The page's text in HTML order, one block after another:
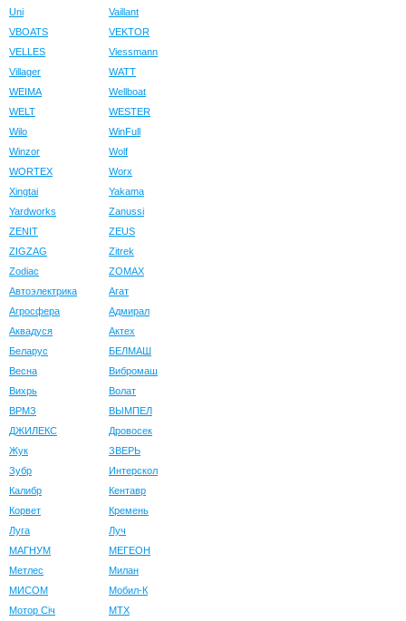
Uni
Vaillant
VBOATS
VEKTOR
VELLES
Viessmann
Villager
WATT
WEIMA
Wellboat
WELT
WESTER
Wilo
WinFull
Winzor
Wolf
WORTEX
Worx
Xingtai
Yakama
Yardworks
Zanussi
ZENIT
ZEUS
ZIGZAG
Zitrek
Zodiac
ZOMAX
Автоэлектрика
Агат
Агросфера
Адмирал
Аквадуся
Актех
Беларус
БЕЛМАШ
Весна
Вибромаш
Вихрь
Волат
ВРМЗ
ВЫМПЕЛ
ДЖИЛЕКС
Дровосек
Жук
ЗВЕРЬ
Зубр
Интерскол
Калибр
Кентавр
Корвет
Кремень
Луга
Луч
МАГНУМ
МЕГЕОН
Метлес
Милан
МИСОМ
Мобил-К
Мотор Сiч
МТХ